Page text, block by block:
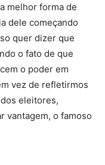
melhor forma de
dele começando
quer dizer que
o fato de que
o poder em
vez de refletirmos
eleitores,
vantagem, o famoso